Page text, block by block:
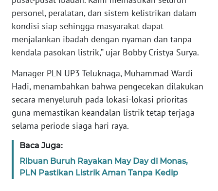
personel, peralatan, dan sistem kelistrikan dalam
kondisi siap sehingga masyarakat dapat
menjalankan ibadah dengan nyaman dan tanpa
kendala pasokan listrik,” ujar Bobby Cristya Surya.
Manager PLN UP3 Teluknaga, Muhammad Wardi
Hadi, menambahkan bahwa pengecekan dilakukan
secara menyeluruh pada lokasi-lokasi prioritas
guna memastikan keandalan listrik tetap terjaga
selama periode siaga hari raya.
Baca Juga:
Ribuan Buruh Rayakan May Day di Monas,
PLN Pastikan Listrik Aman Tanpa Kedip
BARAT
WN
RIAU
WN
SERAMBI
JAMBI
WN